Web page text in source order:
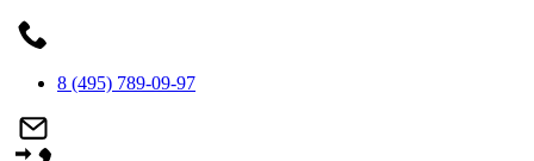
8 (495) 789-09-97